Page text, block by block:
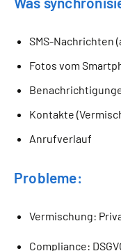
SMS-Nachrichten
Fotos vom
Kontakte
Anrufverlauf
Probleme:
Vermischung:
Compliance: